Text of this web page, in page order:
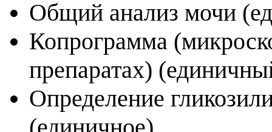
Общий анализ мочи
Копрограмма
препаратах)
Определение